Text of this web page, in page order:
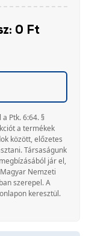
0 Ft
Ptk. 6:64. §
a termékek
között, előzetes
Társaságunk
jár el,
Nemzeti
szerepel. A
keresztül.